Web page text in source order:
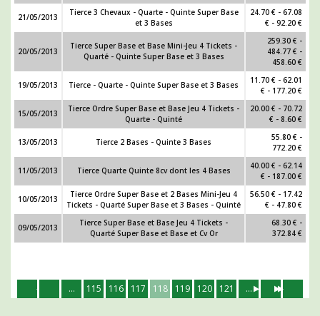
21/05/2013
Tierce 3 Chevaux - Quarte - Quinte Super Base
et 3 Bases
24.70 € - 67.08
€ - 92.20 €
20/05/2013
Tierce Super Base et Base Mini-Jeu 4 Tickets -
Quarté - Quinte Super Base et 3 Bases
259.30 € -
484.77 € -
458.60 €
19/05/2013 Tierce - Quarte - Quinte Super Base et 3 Bases
11.70 € - 62.01
€ - 177.20 €
15/05/2013
Tierce Ordre Super Base et Base Jeu 4 Tickets -
Quarte - Quinté
20.00 € - 70.72
€ - 8.60 €
13/05/2013 Tierce 2 Bases - Quinte 3 Bases
55.80 € -
772.20 €
11/05/2013 Tierce Quarte Quinte 8cv dont les 4 Bases
40.00 € - 62.14
€ - 187.00 €
10/05/2013
Tierce Ordre Super Base et 2 Bases Mini-Jeu 4
Tickets - Quarté Super Base et 3 Bases - Quinté
56.50 € - 17.42
€ - 47.80 €
09/05/2013
Tierce Super Base et Base Jeu 4 Tickets -
Quarté Super Base et Base et Cv Or
68.30 € -
372.84 €
... 115 116 117 118 119 120 121 ...